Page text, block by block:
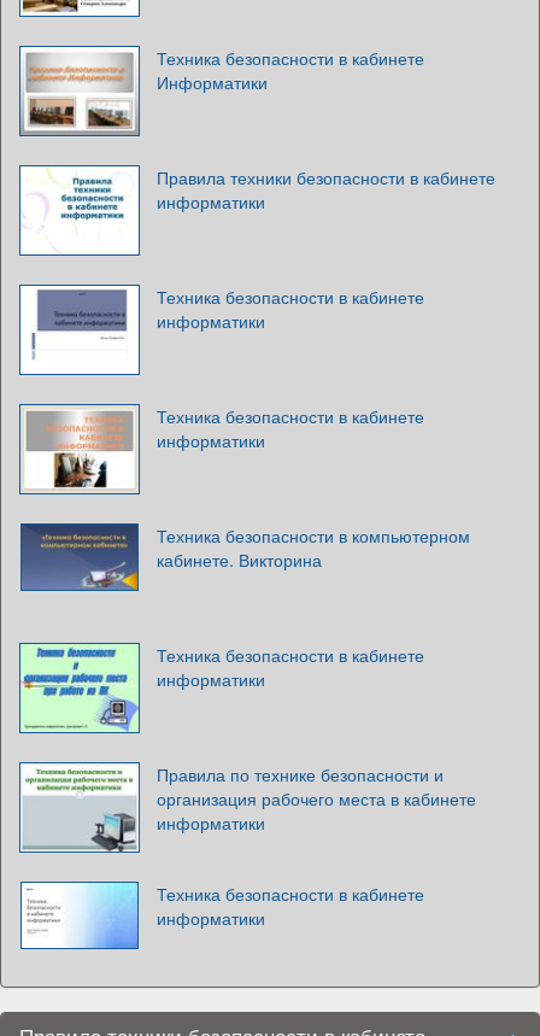
Техника безопасности в кабинете
Информатики
Правила техники безопасности в кабинете
информатики
Техника безопасности в кабинете
информатики
Техника безопасности в кабинете
информатики
Техника безопасности в компьютерном
кабинете. Викторина
Техника безопасности в кабинете
информатики
Правила по технике безопасности и
организация рабочего места в кабинете
информатики
Техника безопасности в кабинете
информатики